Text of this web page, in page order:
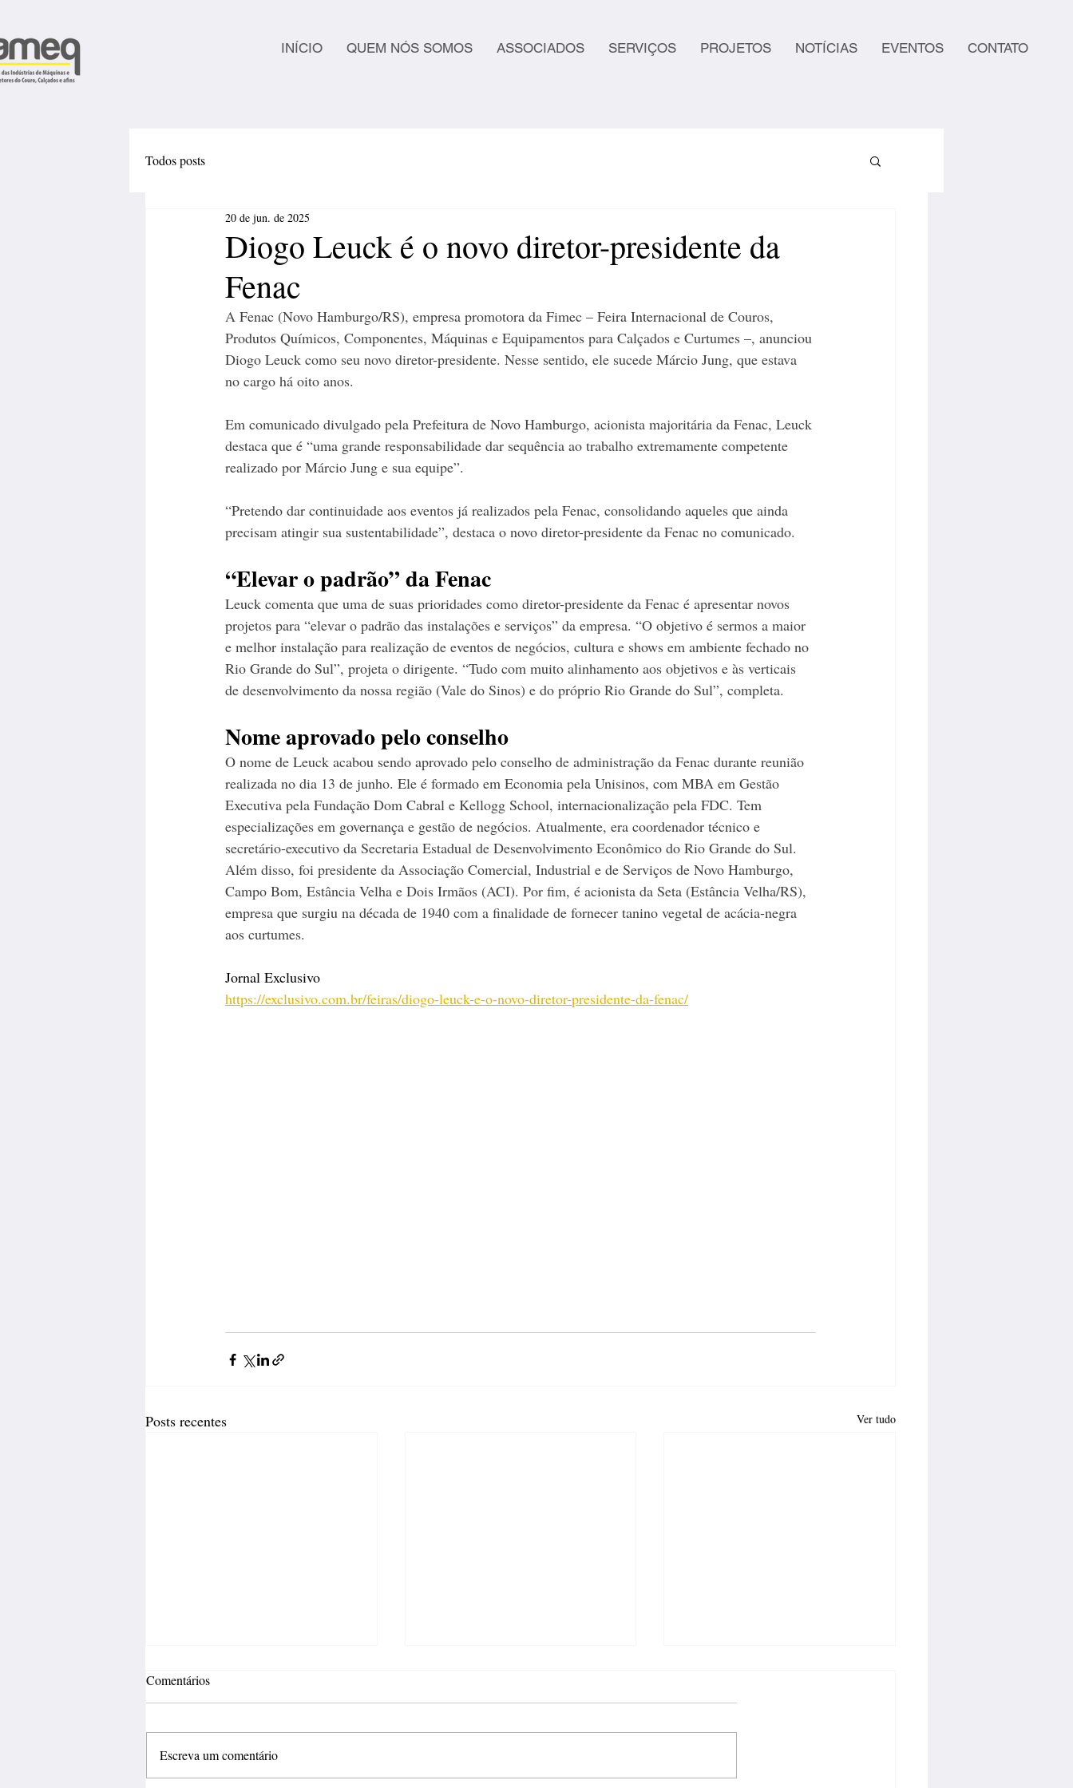
INÍCIO QUEM NÓS SOMOS ASSOCIADOS SERVIÇOS PROJETOS NOTÍCIAS EVENTOS CONTATO
Todos posts
Diogo Leuck é o novo diretor-presidente da
Fenac
20 de jun. de 2025
A Fenac (Novo Hamburgo/RS), empresa promotora da Fimec – Feira Internacional de Couros,
Produtos Químicos, Componentes, Máquinas e Equipamentos para Calçados e Curtumes –, anunciou
Diogo Leuck como seu novo diretor-presidente. Nesse sentido, ele sucede Márcio Jung, que estava
no cargo há oito anos.
Em comunicado divulgado pela Prefeitura de Novo Hamburgo, acionista majoritária da Fenac, Leuck
destaca que é “uma grande responsabilidade dar sequência ao trabalho extremamente competente
realizado por Márcio Jung e sua equipe”.
“Pretendo dar continuidade aos eventos já realizados pela Fenac, consolidando aqueles que ainda
precisam atingir sua sustentabilidade”, destaca o novo diretor-presidente da Fenac no comunicado.
“Elevar o padrão” da Fenac
Leuck comenta que uma de suas prioridades como diretor-presidente da Fenac é apresentar novos
projetos para “elevar o padrão das instalações e serviços” da empresa. “O objetivo é sermos a maior
e melhor instalação para realização de eventos de negócios, cultura e shows em ambiente fechado no
Rio Grande do Sul”, projeta o dirigente. “Tudo com muito alinhamento aos objetivos e às verticais
de desenvolvimento da nossa região (Vale do Sinos) e do próprio Rio Grande do Sul”, completa.
Nome aprovado pelo conselho
O nome de Leuck acabou sendo aprovado pelo conselho de administração da Fenac durante reunião
realizada no dia 13 de junho. Ele é formado em Economia pela Unisinos, com MBA em Gestão
Executiva pela Fundação Dom Cabral e Kellogg School, internacionalização pela FDC. Tem
especializações em governança e gestão de negócios. Atualmente, era coordenador técnico e
secretário-executivo da Secretaria Estadual de Desenvolvimento Econômico do Rio Grande do Sul.
Além disso, foi presidente da Associação Comercial, Industrial e de Serviços de Novo Hamburgo,
Campo Bom, Estância Velha e Dois Irmãos (ACI). Por fim, é acionista da Seta (Estância Velha/RS),
empresa que surgiu na década de 1940 com a finalidade de fornecer tanino vegetal de acácia-negra
aos curtumes.
Jornal Exclusivo
https://exclusivo.com.br/feiras/diogo-leuck-e-o-novo-diretor-presidente-da-fenac/
Posts recentes Ver tudo
Comentários
Escreva um comentário